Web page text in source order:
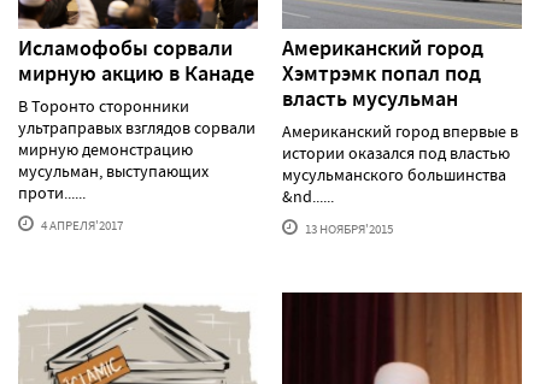
Исламофобы сорвали
мирную акцию в Канаде
В Торонто сторонники
ультраправых взглядов сорвали
мирную демонстрацию
мусульман, выступающих
проти......
4 АПРЕЛЯ'2017
Американский город
Хэмтрэмк попал под
власть мусульман
Американский город впервые в
истории оказался под властью
мусульманского большинства
&nd......
13 НОЯБРЯ'2015